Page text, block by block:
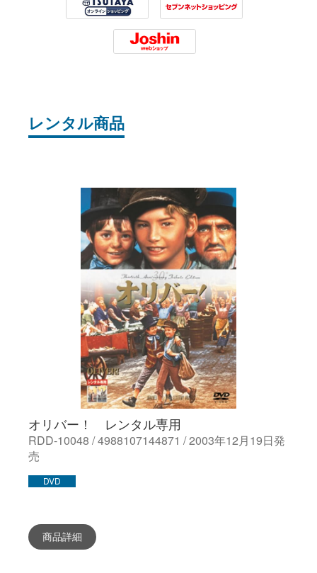
Tsutaya 7net
Joshin
レンタル商品
オリバー！ レンタル専用
RDD-10048 / 4988107144871 / 2003年12月19日発
売
DVD
商品詳細